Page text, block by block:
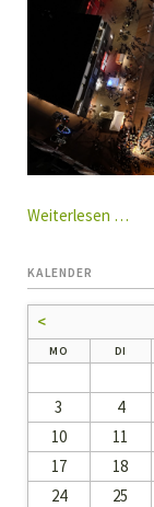
Weiterlesen …
KALENDER
<
MO DI
3
4
10
11
17
18
24
25